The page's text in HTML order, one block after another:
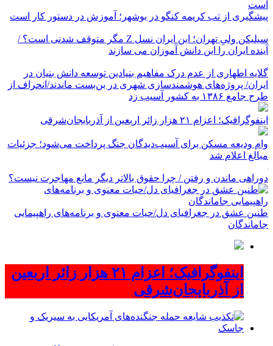
پیشگیری از تب کریمه کنگو در بوشهر؛ آموزش در دستور کار است
سیلیکن ولیِ تهران؛ این ایران نسل Z مگر متوقف شدنی است؟ /
آینده ایران را این دانش آموزان می سازند
گلایه اطهاری از عدم درک مفاهیم بنیادین توسعه دانش بنیان در
ایران/ پروژه‌های هوشمندسازی شهری در بن‌بست ماندند/انحراف از
طرح جامع ۱۳۸۶ به کشور آسیب زد
اینفوگرافیک؛ اعزام ۲۱ هزار زائر اربعین از آذربایجان‌شرقی
وام ودیعه مسکن برای آسیب‌دیدگان جنگ پرداخت می‌شود؛ جزئیات
مبالغ اعلام شد
دوراهی ماندن و رفتن / چرا حقوق بالاتر دیگر مانع مهاجرت نیست؟
طنین عشق در جغرافیای دل/حیات معنوی و برنامه‌های راهپیمایی
جاماندگان
اینفوگرافیک؛ اعزام ۲۱ هزار زائر اربعین
از آذربایجان‌شرقی